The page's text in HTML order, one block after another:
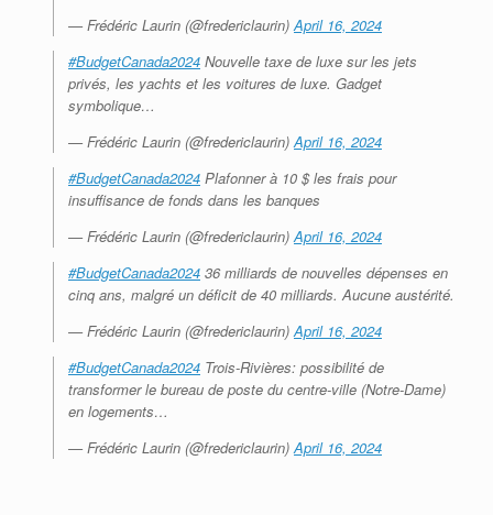
— Frédéric Laurin (@fredericlaurin) April 16, 2024
#BudgetCanada2024 Nouvelle taxe de luxe sur les jets
privés, les yachts et les voitures de luxe. Gadget
symbolique…
— Frédéric Laurin (@fredericlaurin) April 16, 2024
#BudgetCanada2024 Plafonner à 10 $ les frais pour
insuffisance de fonds dans les banques
— Frédéric Laurin (@fredericlaurin) April 16, 2024
#BudgetCanada2024 36 milliards de nouvelles dépenses en
cinq ans, malgré un déficit de 40 milliards. Aucune austérité.
— Frédéric Laurin (@fredericlaurin) April 16, 2024
#BudgetCanada2024 Trois-Rivières: possibilité de
transformer le bureau de poste du centre-ville (Notre-Dame)
en logements…
— Frédéric Laurin (@fredericlaurin) April 16, 2024